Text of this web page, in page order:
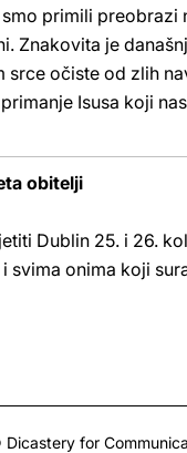
primili preobrazi
Znakovita je
očiste od zlih
Isusa koji
obitelji
Dublin 25. i 26.
onima koji
for